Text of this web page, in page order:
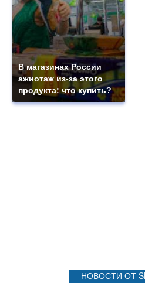
В магазинах России
ажиотаж из-за этого
продукта: что купить?